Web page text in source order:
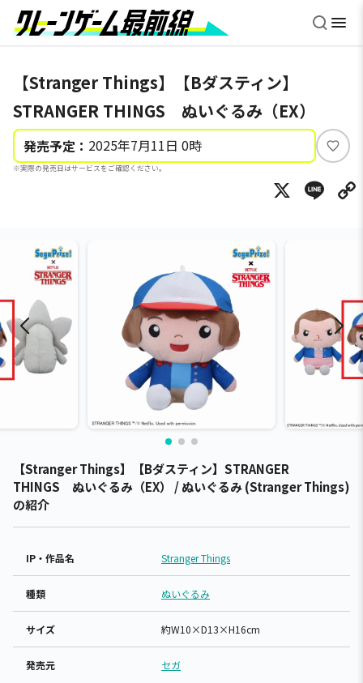
【Stranger Things】【Bダスティン】
STRANGER THINGS ぬいぐるみ（EX）
発売予定： 2025年7月11日 0時
※実際の発売日はサービスをご確認ください。
い
ね
X
【Stranger Things】【Bダスティン】STRANGER
THINGS ぬいぐるみ（EX） / ぬいぐるみ (Stranger Things)
の紹介
IP・作品名 Stranger Things
種類 ぬいぐるみ
サイズ 約W10×D13×H16cm
発売元 セガ